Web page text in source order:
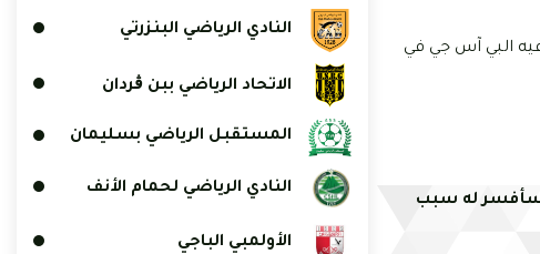
11 هدفا، في الوقت الذي لم ينجح فيه البي آس جي في
سأفسر له سبب
النادي الرياضي البنزرتي
الاتحاد الرياضي ببن ڨردان
المستقبل الرياضي بسليمان
النادي الرياضي لحمام الأنف
الأولمبي الباجي